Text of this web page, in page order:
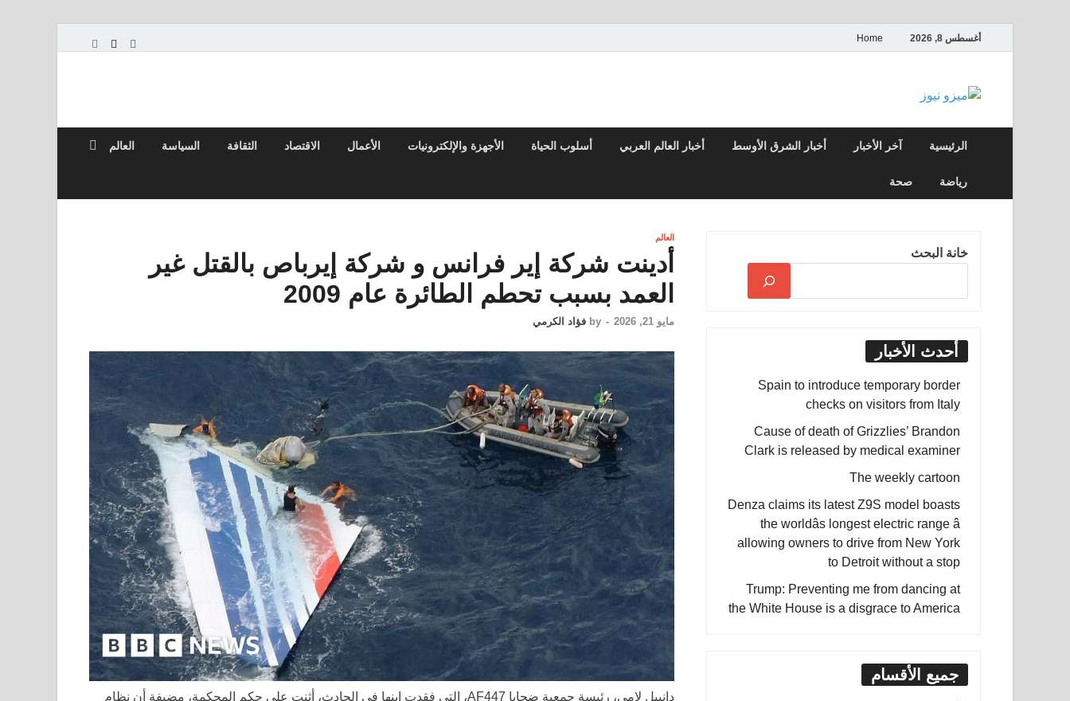
أغسطس 8, 2026 Home
ميزو نيوز
الرئيسية آخر الأخبار أخبار الشرق الأوسط أخبار العالم العربي أسلوب الحياة الأجهزة والإلكترونيات الأعمال الاقتصاد الثقافة السياسة العالم
رياضة صحة
العالم
أدينت شركة إير فرانس و شركة إيرباص بالقتل غير
العمد بسبب تحطم الطائرة عام 2009
مايو 21, 2026 -
by فؤاد الكرمي
دانييل لامي، رئيسة جمعية ضحايا AF447، التي فقدت ابنها في الحادث، أثنت على حكم المحكمة، مضيفة أن نظام
خانة البحث
أحدث الأخبار
Spain to introduce temporary border
checks on visitors from Italy
Cause of death of Grizzlies’ Brandon
Clark is released by medical examiner
The weekly cartoon
Denza claims its latest Z9S model boasts
the worldâs longest electric range â
allowing owners to drive from New York
to Detroit without a stop
Trump: Preventing me from dancing at
the White House is a disgrace to America
جميع الأقسام